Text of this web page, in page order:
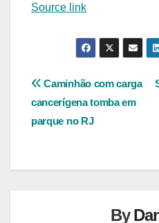
Source link
Navegação
de
Caminhão com carga
cancerígena tomba em
parque no RJ
By